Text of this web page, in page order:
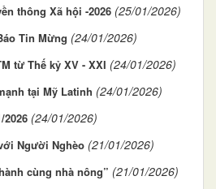
thông Xã hội -2026 (25/01/2026)
Tin Mừng (24/01/2026)
từ Thế kỷ XV - XXI (24/01/2026)
tại Mỹ Latinh (24/01/2026)
2026 (24/01/2026)
Người Nghèo (21/01/2026)
cùng nhà nông” (21/01/2026)